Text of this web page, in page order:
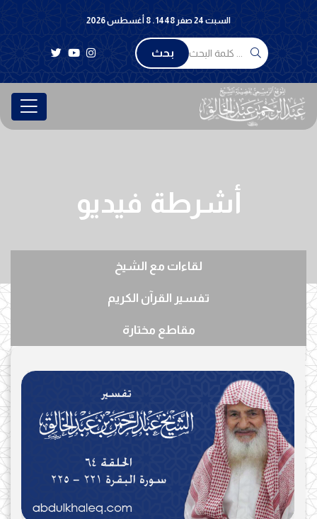
السبت 24 صفر 1448 . 8 أغسطس 2026
بحث
أشرطة فيديو
لقاءات مع الشيخ
تفسير القرآن الكريم
مقاطع مختارة